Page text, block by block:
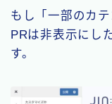
もし「一部のカ
PRは非表示にし
す。